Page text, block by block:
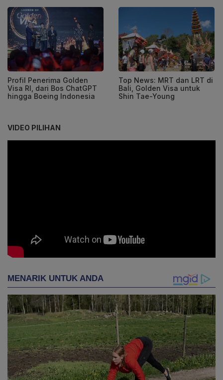
Profil Penerima Golden
Visa RI, dari Bos ChatGPT
hingga Boeing Indonesia
Top News: MRT dan LRT di
Bali, Golden Visa untuk
Shin Tae-Young
VIDEO PILIHAN